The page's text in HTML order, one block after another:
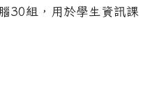
30組，用於學生資訊課